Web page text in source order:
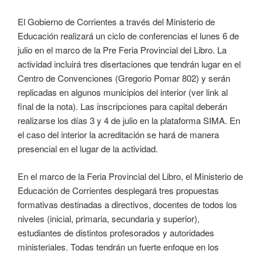
El Gobierno de Corrientes a través del Ministerio de
Educación realizará un ciclo de conferencias el lunes 6 de
julio en el marco de la Pre Feria Provincial del Libro. La
actividad incluirá tres disertaciones que tendrán lugar en el
Centro de Convenciones (Gregorio Pomar 802) y serán
replicadas en algunos municipios del interior (ver link al
final de la nota). Las inscripciones para capital deberán
realizarse los días 3 y 4 de julio en la plataforma SIMA. En
el caso del interior la acreditación se hará de manera
presencial en el lugar de la actividad.
En el marco de la Feria Provincial del Libro, el Ministerio de
Educación de Corrientes desplegará tres propuestas
formativas destinadas a directivos, docentes de todos los
niveles (inicial, primaria, secundaria y superior),
estudiantes de distintos profesorados y autoridades
ministeriales. Todas tendrán un fuerte enfoque en los